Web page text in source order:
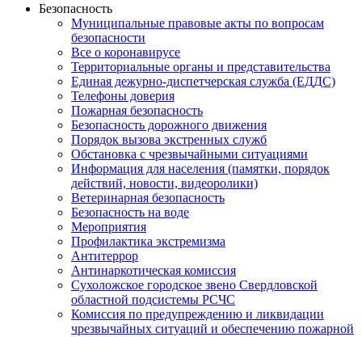
Безопасность
Муниципальные правовые акты по вопросам
безопасности
Все о коронавирусе
Территориальные органы и представительства
Единая дежурно-диспетчерская служба (ЕДДС)
Телефоны доверия
Пожарная безопасность
Безопасность дорожного движения
Порядок вызова экстренных служб
Обстановка с чрезвычайными ситуациями
Информация для населения (памятки, порядок
действий, новости, видеоролики)
Ветеринарная безопасность
Безопасность на воде
Мероприятия
Профилактика экстремизма
Антитеррор
Антинаркотическая комиссия
Сухоложское городское звено Свердловской
областной подсистемы РСЧС
Комиссия по предупреждению и ликвидации
чрезвычайных ситуаций и обеспечению пожарной